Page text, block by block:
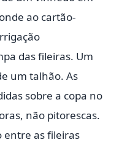
ao cartão-
das fileiras. Um
um talhão. As
sobre a copa no
não pitorescas.
entre as fileiras